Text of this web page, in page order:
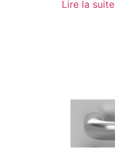
Lire la suite